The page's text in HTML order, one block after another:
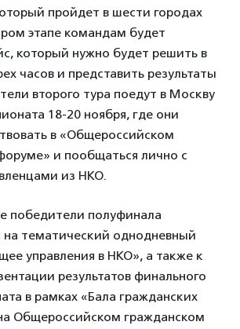
пройдет в шести городах
этапе командам будет
который нужно будет решить в
часов и представить результаты
второго тура поедут в Москву
18-20 ноября, где они
в «Общероссийском
и пообщаться лично с
из НКО.
победители полуфинала
на тематический однодневный
управления в НКО», а также к
результатов финального
в рамках «Бала гражданских
Общероссийском гражданском